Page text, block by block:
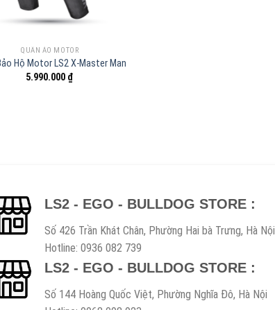
QUẦN ÁO MOTOR
Hộ Motor LS2 X-Master Man
5.990.000 ₫
LS2 - EGO - BULLDOG STORE :
Số 426 Trần Khát Chân, Phường Hai bà Trưng, Hà Nội
Hotline: 0936 082 739
LS2 - EGO - BULLDOG STORE :
Số 144 Hoàng Quốc Việt, Phường Nghĩa Đô, Hà Nội